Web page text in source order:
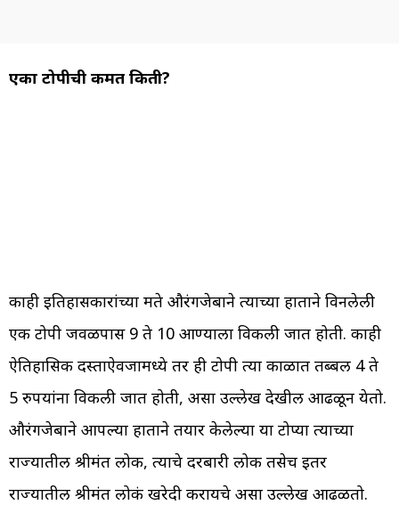
एका टोपीची किंमत किती?
काही इतिहासकारांच्या मते औरंगजेबाने त्याच्या हाताने विनलेली
एक टोपी जवळपास 9 ते 10 आण्याला विकली जात होती. काही
ऐतिहासिक दस्ताऐवजामध्ये तर ही टोपी त्या काळात तब्बल 4 ते
5 रुपयांना विकली जात होती, असा उल्लेख देखील आढळून येतो.
औरंगजेबाने आपल्या हाताने तयार केलेल्या या टोप्या त्याच्या
राज्यातील श्रीमंत लोक, त्याचे दरबारी लोक तसेच इतर
राज्यातील श्रीमंत लोकं खरेदी करायचे असा उल्लेख आढळतो.